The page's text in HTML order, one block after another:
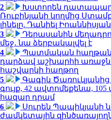
2
Խստորեն
Ռուբինյանի կողմից
լինելը. Դանիել Իոաննիսյան
3
Դերասանին
մեջ․ նա ձերբակալվել է
4
Պատմական
դարձավ աշխարհի
հաշվարկի հաղթող
5
Գագիկ
գույք, 42 ավտոմեքենա, 105
հազար դրամ
6
Սուրեն Պապիկյանի
ժամկետային